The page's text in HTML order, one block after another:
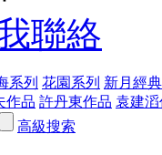
聯絡
系列 花園系列 新月經
作品 許丹東作品 袁建
高級搜索